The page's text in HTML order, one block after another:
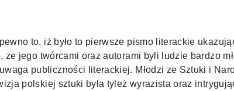
to, iż było to pierwsze pismo literackie
jego twórcami oraz autorami byli ludzie bardzo
publiczności literackiej. Młodzi ze Sztuki i
polskiej sztuki była tyleż wyrazista oraz